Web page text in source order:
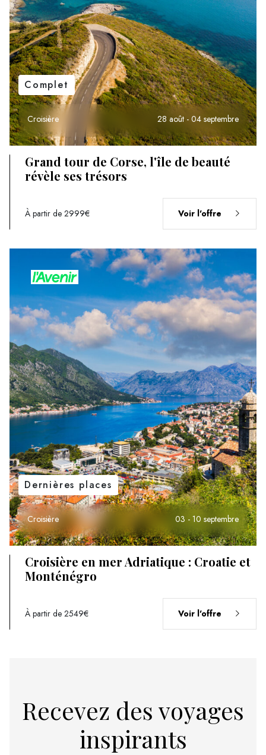
Complet
Croisière 28 août - 04 septembre
Grand tour de Corse, l'île de beauté
révèle ses trésors
À partir de 2999€ Voir l'offre
Dernières places
Croisière 03 - 10 septembre
Croisière en mer Adriatique : Croatie et
Monténégro
À partir de 2549€ Voir l'offre
Recevez des voyages
inspirants